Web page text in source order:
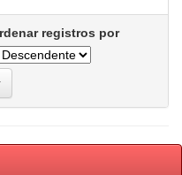
registros por